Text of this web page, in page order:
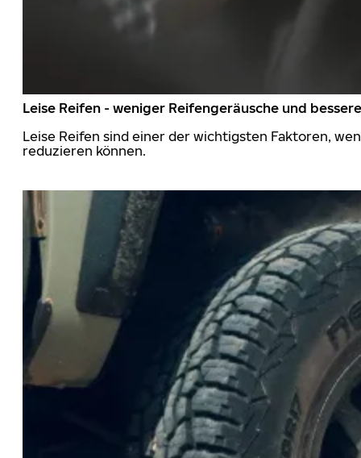
Leise Reifen - weniger Reifengeräusche und
Leise Reifen sind einer der wichtigsten Faktoren,
reduzieren können.